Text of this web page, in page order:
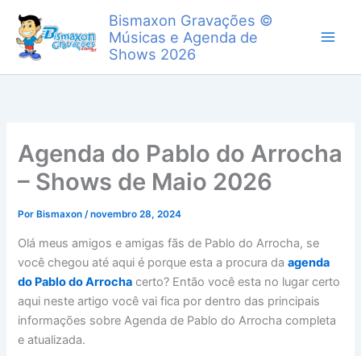
para
Bismaxon Gravações ©
Músicas e Agenda de
Shows 2026
Agenda do Pablo do Arrocha
– Shows de Maio 2026
Por Bismaxon/novembro 28, 2024
Olá meus amigos e amigas fãs de Pablo do Arrocha, se
você chegou até aqui é porque esta a procura daagenda
do Pablo do Arrocha certo? Então você esta no lugar certo
aqui neste artigo você vai fica por dentro das principais
informações sobre Agenda de Pablo do Arrocha completa
e atualizada.